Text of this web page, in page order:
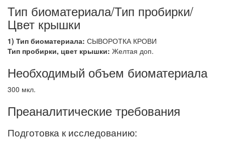
Тип биоматериала/Тип пробирки/
Цвет крышки
1) Тип биоматериала: СЫВОРОТКА КРОВИ
Тип пробирки, цвет крышки: Желтая доп.
Необходимый объем биоматериала
300 мкл.
Преаналитические требования
Подготовка к исследованию: